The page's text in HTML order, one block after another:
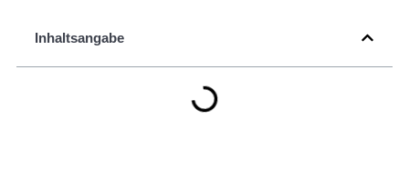
Inhaltsangabe